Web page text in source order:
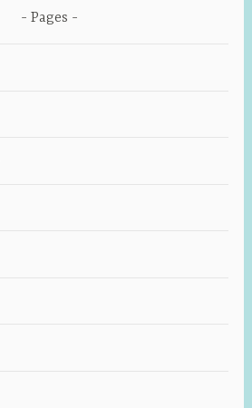
Pages